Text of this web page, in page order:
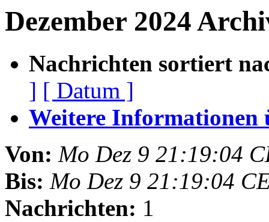
Dezember 2024
Nachrichten sortiert
] [ Datum ]
Weitere Informationen
Von: Mo Dez 9 21:19:04
Bis: Mo Dez 9 21:19:04
Nachrichten: 1